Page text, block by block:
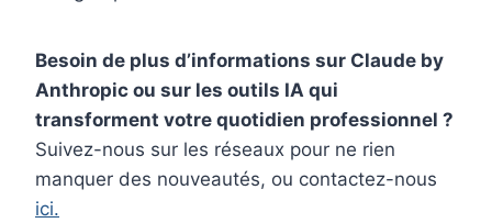
Besoin de plus d’informations sur Claude by
Anthropic ou sur les outils IA qui
transforment votre quotidien professionnel ?
Suivez-nous sur les réseaux pour ne rien
manquer des nouveautés, ou contactez-nous
ici.